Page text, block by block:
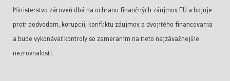
Ministerstvo zároveň dbá na ochranu finančných záujmov EÚ a bojuje
proti podvodom, korupcii, konfliktu záujmov a dvojitého financovania
a bude vykonávať kontroly so zameraním na tieto najzávažnejšie
nezrovnalosti.